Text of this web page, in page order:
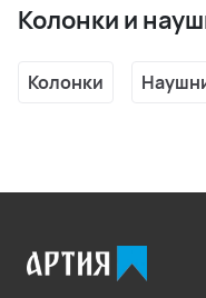
Колонки и
Колонки